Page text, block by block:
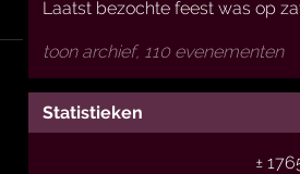
Laatst bezochte feest was op
toon archief, 110 evenementen
Statistieken
±